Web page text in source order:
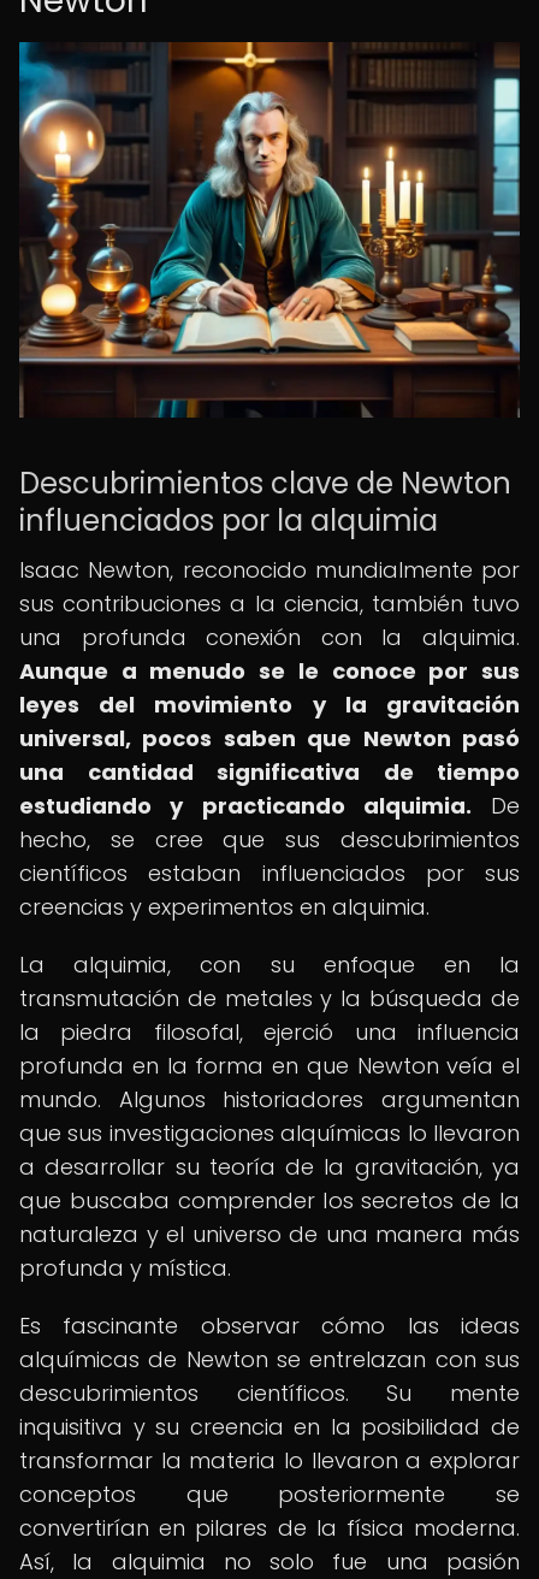
Descubrimientos clave de Newton
influenciados por la alquimia
Isaac Newton, reconocido mundialmente por
sus contribuciones a la ciencia, también tuvo
una profunda conexión con la alquimia.
Aunque a menudo se le conoce por sus
leyes del movimiento y la gravitación
universal, pocos saben que Newton pasó
una cantidad significativa de tiempo
estudiando y practicando alquimia. De
hecho, se cree que sus descubrimientos
científicos estaban influenciados por sus
creencias y experimentos en alquimia.
La alquimia, con su enfoque en la
transmutación de metales y la búsqueda de
la piedra filosofal, ejerció una influencia
profunda en la forma en que Newton veía el
mundo. Algunos historiadores argumentan
que sus investigaciones alquímicas lo llevaron
a desarrollar su teoría de la gravitación, ya
que buscaba comprender los secretos de la
naturaleza y el universo de una manera más
profunda y mística.
Es fascinante observar cómo las ideas
alquímicas de Newton se entrelazan con sus
descubrimientos científicos. Su mente
inquisitiva y su creencia en la posibilidad de
transformar la materia lo llevaron a explorar
conceptos que posteriormente se
convertirían en pilares de la física moderna.
Así, la alquimia no solo fue una pasión